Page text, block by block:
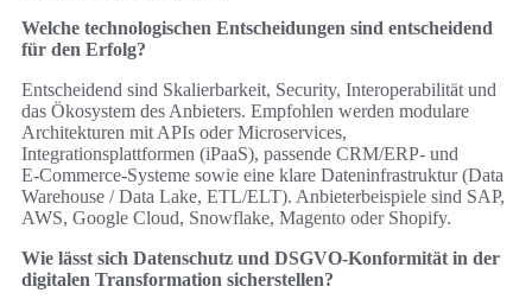
Welche technologischen Entscheidungen sind entscheidend
für den Erfolg?
Entscheidend sind Skalierbarkeit, Security, Interoperabilität und
das Ökosystem des Anbieters. Empfohlen werden modulare
Architekturen mit APIs oder Microservices,
Integrationsplattformen (iPaaS), passende CRM/ERP- und
E‑Commerce‑Systeme sowie eine klare Dateninfrastruktur (Data
Warehouse / Data Lake, ETL/ELT). Anbieterbeispiele sind SAP,
AWS, Google Cloud, Snowflake, Magento oder Shopify.
Wie lässt sich Datenschutz und DSGVO-Konformität in der
digitalen Transformation sicherstellen?